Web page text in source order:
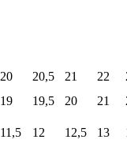
20 20,5 21 22
19 19,5 20 21
11,5 12 12,5 13